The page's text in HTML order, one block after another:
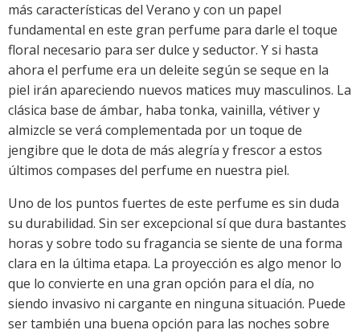
más características del Verano y con un papel
fundamental en este gran perfume para darle el toque
floral necesario para ser dulce y seductor. Y si hasta
ahora el perfume era un deleite según se seque en la
piel irán apareciendo nuevos matices muy masculinos. La
clásica base de ámbar, haba tonka, vainilla, vétiver y
almizcle se verá complementada por un toque de
jengibre que le dota de más alegría y frescor a estos
últimos compases del perfume en nuestra piel.
Uno de los puntos fuertes de este perfume es sin duda
su durabilidad. Sin ser excepcional sí que dura bastantes
horas y sobre todo su fragancia se siente de una forma
clara en la última etapa. La proyección es algo menor lo
que lo convierte en una gran opción para el día, no
siendo invasivo ni cargante en ninguna situación. Puede
ser también una buena opción para las noches sobre